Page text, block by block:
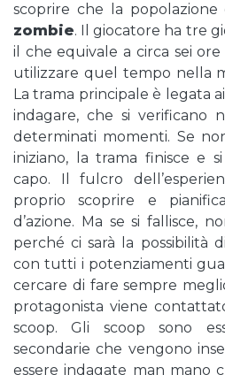
scoprire che la
zombie. Il giocatore ha tre
il che equivale a circa sei
utilizzare quel tempo nella
La trama principale è legata
indagare, che si verificano
determinati momenti. Se
iniziano, la trama finisce e
capo. Il fulcro
proprio scoprire e
d’azione. Ma se si fallisce,
perché ci sarà la possibilità
con tutti i potenziamenti
cercare di fare sempre
protagonista viene
scoop. Gli scoop sono
secondarie che vengono
essere indagate man mano